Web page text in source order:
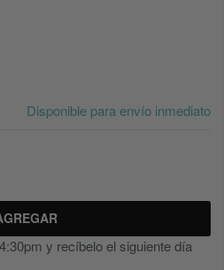
Disponible para envío inmediato
y recíbelo el siguiente día